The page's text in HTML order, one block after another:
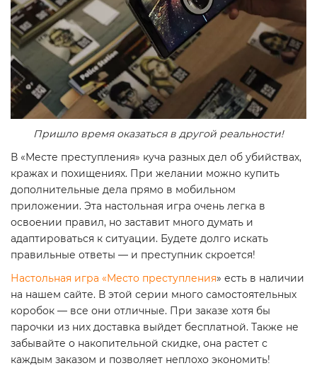
Пришло время оказаться в другой реальности!
В «Месте преступления» куча разных дел об убийствах,
кражах и похищениях. При желании можно купить
дополнительные дела прямо в мобильном
приложении. Эта настольная игра очень легка в
освоении правил, но заставит много думать и
адаптироваться к ситуации. Будете долго искать
правильные ответы — и преступник скроется!
Настольная игра «Место преступления» есть в наличии
на нашем сайте. В этой серии много самостоятельных
коробок — все они отличные. При заказе хотя бы
парочки из них доставка выйдет бесплатной. Также не
забывайте о накопительной скидке, она растет с
каждым заказом и позволяет неплохо экономить!